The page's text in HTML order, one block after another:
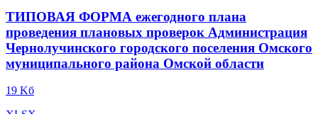
ТИПОВАЯ ФОРМА ежегодного плана
проведения плановых проверок Администрация
Чернолучинского городского поселения Омского
муниципального района Омской области
19 Kб